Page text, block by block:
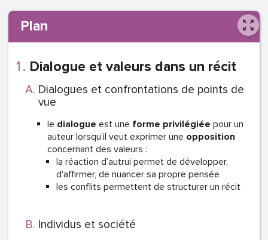
Plan
Dialogue et valeurs dans un récit
Dialogues et confrontations de points de
vue
le dialogue est une forme privilégiée pour un
auteur lorsqu’il veut exprimer une opposition
concernant des valeurs :
la réaction d’autrui permet de développer,
d'affirmer, de nuancer sa propre pensée
les conflits permettent de structurer un récit
Individus et société